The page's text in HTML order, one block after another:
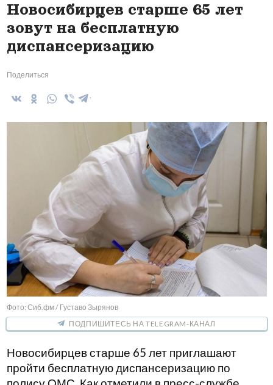
Новосибирцев старше 65 лет
зовут на бесплатную
диспансеризацию
Поделиться
Фото: Сиб.фм / Густаво Зырянов
ПОДПИШИТЕСЬ НА TELEGRAM-КАНАЛ
Новосибирцев старше 65 лет приглашают
пройти бесплатную диспансеризацию по